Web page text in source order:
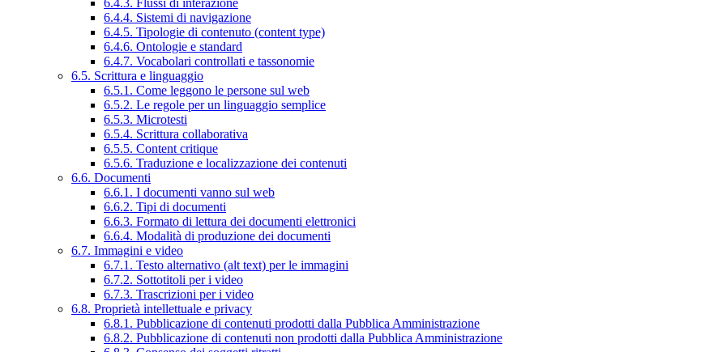
6.4.3. Flussi di interazione
6.4.4. Sistemi di navigazione
6.4.5. Tipologie di contenuto (content type)
6.4.6. Ontologie e standard
6.4.7. Vocabolari controllati e tassonomie
6.5. Scrittura e linguaggio
6.5.1. Come leggono le persone sul web
6.5.2. Le regole per un linguaggio semplice
6.5.3. Microtesti
6.5.4. Scrittura collaborativa
6.5.5. Content critique
6.5.6. Traduzione e localizzazione dei contenuti
6.6. Documenti
6.6.1. I documenti vanno sul web
6.6.2. Tipi di documenti
6.6.3. Formato di lettura dei documenti elettronici
6.6.4. Modalità di produzione dei documenti
6.7. Immagini e video
6.7.1. Testo alternativo (alt text) per le immagini
6.7.2. Sottotitoli per i video
6.7.3. Trascrizioni per i video
6.8. Proprietà intellettuale e privacy
6.8.1. Pubblicazione di contenuti prodotti dalla Pubblica Amministrazione
6.8.2. Pubblicazione di contenuti non prodotti dalla Pubblica Amministrazione